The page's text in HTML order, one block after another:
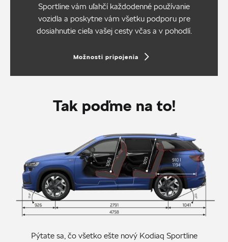
Sportline vám uľahčí každodenné používanie
vozidla a poskytne vám všetku podporu pre
dosiahnutie cieľa vašej cesty včas a v pohodlí.
Možnosti pripojenia
Tak poďme na to!
Pýtate sa, čo všetko ešte nový Kodiaq Sportline